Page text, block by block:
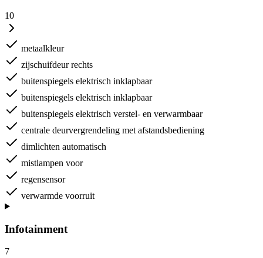
10
metaalkleur
zijschuifdeur rechts
buitenspiegels elektrisch inklapbaar
buitenspiegels elektrisch inklapbaar
buitenspiegels elektrisch verstel- en verwarmbaar
centrale deurvergrendeling met afstandsbediening
dimlichten automatisch
mistlampen voor
regensensor
verwarmde voorruit
Infotainment
7